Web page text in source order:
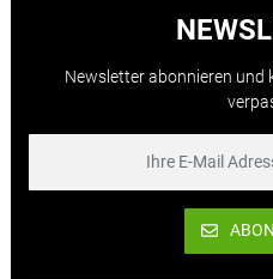
Newsletter abonnieren und